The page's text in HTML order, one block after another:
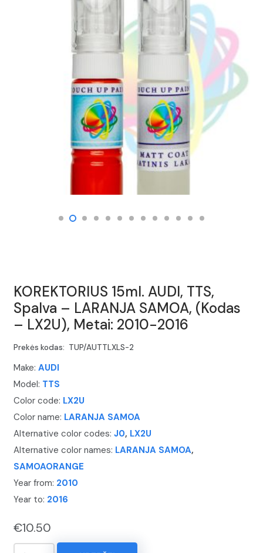
KOREKTORIUS 15ml. AUDI, TTS,
Spalva – LARANJA SAMOA, (Kodas
– LX2U), Metai: 2010-2016
Prekės kodas: TUP/AUTTLXLS-2
Make: AUDI
Model: TTS
Color code: LX2U
Color name: LARANJA SAMOA
Alternative color codes: J0, LX2U
Alternative color names: LARANJA SAMOA,
SAMOAORANGE
Year from: 2010
Year to: 2016
€10.50